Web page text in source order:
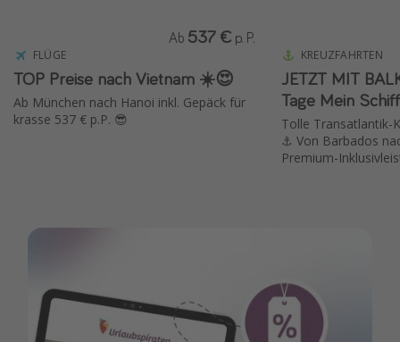
FLÜGE
TOP Preise nach Vietnam ☀️😍
Ab München nach Hanoi inkl. Gepäck für
krasse 537 € p.P. 😎
Ab 537 € p. P.
KREUZFAHRTEN
JETZT MIT
Tage Mein
Tolle Transatlantik-
⚓️ Von Barbados
Premium-